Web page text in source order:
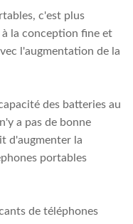
c'est plus
la conception fine et
l'augmentation de la
des batteries au
a pas de bonne
d'augmenter la
portables
de téléphones